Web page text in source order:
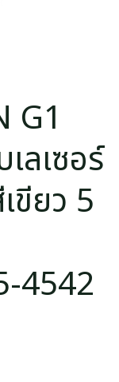
G1
ลเซอร์
ขียว 5
4542